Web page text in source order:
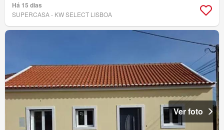
Há 15 dias
SUPERCASA - KW SELECT LISBOA
Ver foto